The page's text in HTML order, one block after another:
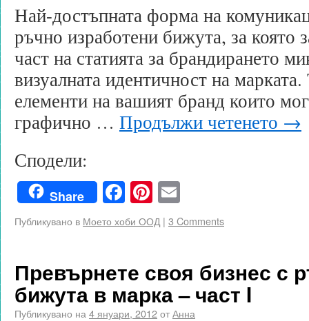
Най-достъпната форма на
ръчно изработени бижута, за която
част на статията за брандирането
визуалната идентичност на
елементи на вашият бранд които
графично … Продължи четенето →
Сподели:
Share Facebook
Pinterest
Публикувано в Моето хоби ООД | 3 Comments
Превърнете своя бизнес с
бижута в марка – част I
Публикувано на 4 януари, 2012отАнна